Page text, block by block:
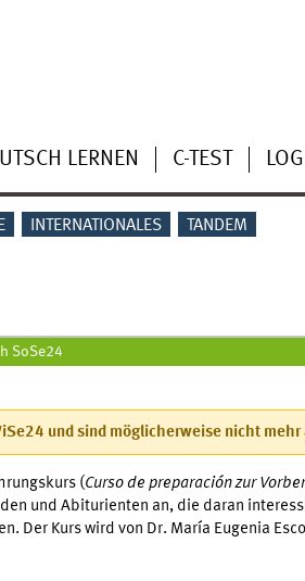
LERNEN C-TEST
INTERNATIONALES TANDEM
SoSe24
und sind möglicherweise nicht
(Curso de preparación zur
und Abiturienten an, die daran
Der Kurs wird von Dr. María Eugenia